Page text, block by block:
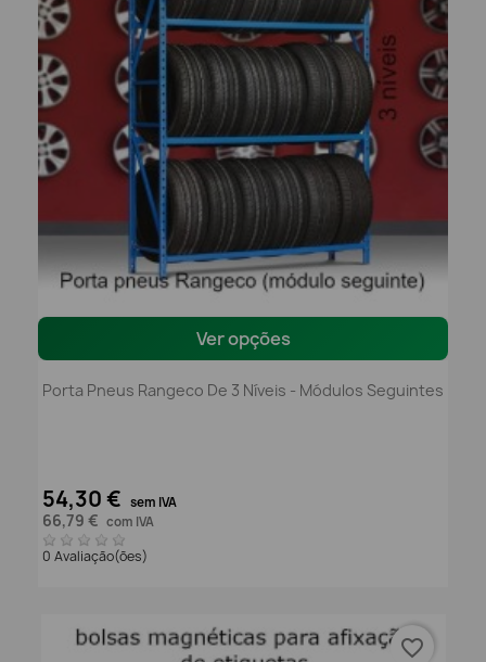
Ver opções
Porta Pneus Rangeco De 3 Níveis - Módulos Seguintes
54,30 € sem IVA
66,79 € com IVA
0 Avaliação(ões)
favorite_border